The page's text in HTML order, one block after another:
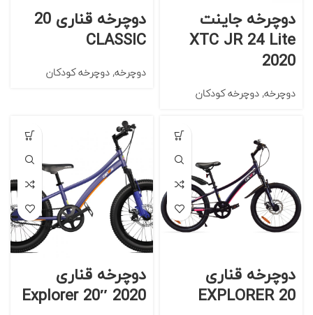
دوچرخه جاینت
XTC JR 24 Lite
2020
دوچرخه, دوچرخه کودکان
دوچرخه قناری 20
CLASSIC
دوچرخه, دوچرخه کودکان
دوچرخه قناری
EXPLORER 20
دوچرخه قناری
Explorer 20″ 2020